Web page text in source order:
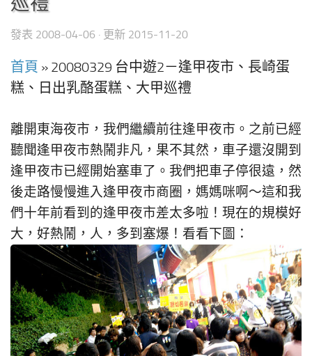
發表 2008-04-06 · 更新 2015-11-20
首頁 » 20080329 台中遊2－逢甲夜市、長崎蛋
糕、日出乳酪蛋糕、大甲巡禮
離開東海夜市，我們繼續前往逢甲夜市。之前已經
聽聞逢甲夜市熱鬧非凡，果不其然，車子還沒開到
逢甲夜市已經開始塞車了。我們把車子停很遠，然
後走路慢慢進入逢甲夜市商圈，媽媽咪啊～這和我
們十年前看到的逢甲夜市差太多啦！現在的規模好
大，好熱鬧，人，多到塞爆！看看下圖：